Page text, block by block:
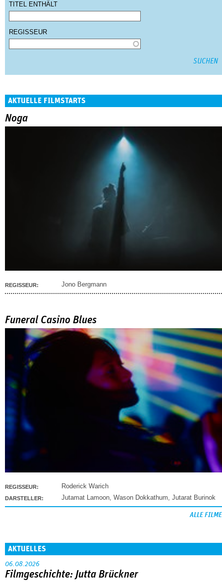
TITEL ENTHÄLT
REGISSEUR
AKTUELLE FILMSTARTS
Noga
REGISSEUR: Jono Bergmann
Funeral Casino Blues
REGISSEUR: Roderick Warich
DARSTELLER: Jutamat Lamoon, Wason Dokkathum, Jutarat Burinok
ALLE FILME
AKTUELLES
06.08.2026
Filmgeschichte: Jutta Brückner